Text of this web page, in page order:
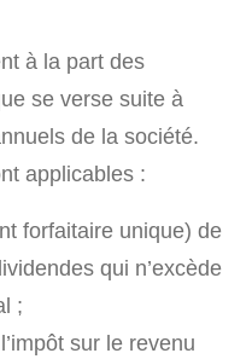
à la part des
se verse suite à
de la société.
applicables :
forfaitaire unique) de
qui n’excède
;
sur le revenu